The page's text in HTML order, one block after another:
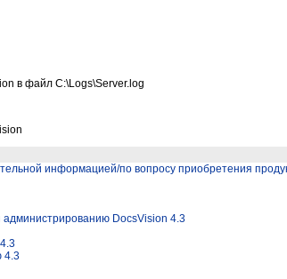
в файл C:\Logs\Server.log
информацией/по вопросу приобретения
администрированию DocsVision 4.3
4.3